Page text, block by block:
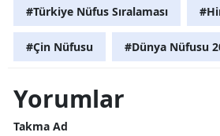
#Türkiye Nüfus Sıralaması
#Çin Nüfusu #Dünya Nüfusu
Yorumlar
Takma Ad